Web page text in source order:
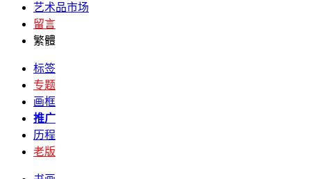
艺术品市场
留言
繁體
标签
专题
画框
推广
历程
老版